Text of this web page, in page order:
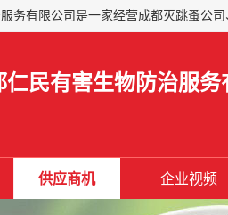
仁民有害生物防治服务
供应商机 企业视频